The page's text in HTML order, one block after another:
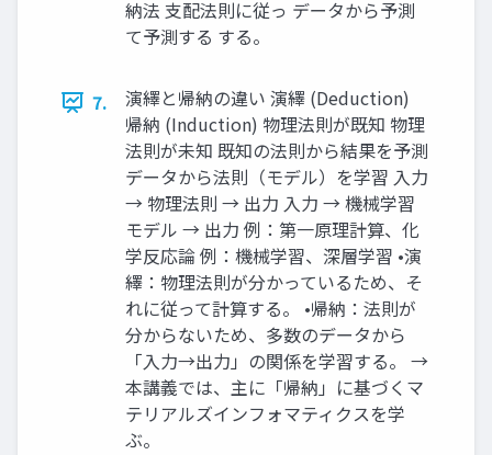
納法 支配法則に従っ データから予測
て予測する する。
7.
演繹と帰納の違い 演繹 (Deduction)
帰納 (Induction) 物理法則が既知 物理
法則が未知 既知の法則から結果を予測
データから法則（モデル）を学習 入力
→ 物理法則 → 出力 入力 → 機械学習
モデル → 出力 例：第一原理計算、化
学反応論 例：機械学習、深層学習 •演
繹：物理法則が分かっているため、そ
れに従って計算する。 •帰納：法則が
分からないため、多数のデータから
「入力→出力」の関係を学習する。 →
本講義では、主に「帰納」に基づくマ
テリアルズインフォマティクスを学
ぶ。